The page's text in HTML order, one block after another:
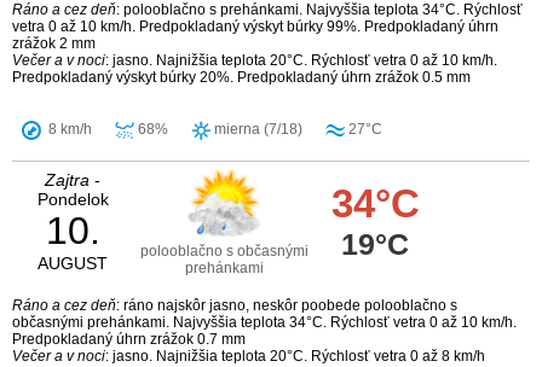
Ráno a cez deň: polooblačno s prehánkami. Najvyššia teplota 34°C. Rýchlosť
vetra 0 až 10 km/h. Predpokladaný výskyt búrky 99%. Predpokladaný úhrn
zrážok 2 mm
Večer a v noci: jasno. Najnižšia teplota 20°C. Rýchlosť vetra 0 až 10 km/h.
Predpokladaný výskyt búrky 20%. Predpokladaný úhrn zrážok 0.5 mm
8 km/h 68% mierna (7/18) 27°C
Zajtra -
Pondelok
10.
AUGUST
polooblačno s občasnými
prehánkami
34°C
19°C
Ráno a cez deň: ráno najskôr jasno, neskôr poobede polooblačno s
občasnými prehánkami. Najvyššia teplota 34°C. Rýchlosť vetra 0 až 10 km/h.
Predpokladaný úhrn zrážok 0.7 mm
Večer a v noci: jasno. Najnižšia teplota 20°C. Rýchlosť vetra 0 až 8 km/h